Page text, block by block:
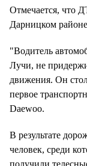
Отмечается, что
Дарницком
"Водитель
Лучи, не
движения. Он
первое
Daewoo.
В результате
человек, среди
получили